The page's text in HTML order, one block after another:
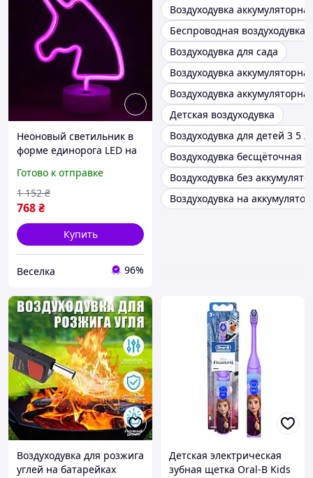
Неоновый светильник в
форме единорога LED на
ночник для детей и
взрослых декор комнаты
FLAME
Готово к отправке
768₴
1 152 ₴
Купить
Веселка 96%
Воздуходувка
Беспроводная воздуходувка
Воздуходувка для сада
Воздуходувка
Воздуходувка
Детская воздуходувка
Воздуходувка для детей 3 5
Воздуходувка бесщёточная
Воздуходувка без
Воздуходувка на
Воздуходувка для розжига
углей на батарейках
Детская электрическая
зубная щетка Oral-B Kids